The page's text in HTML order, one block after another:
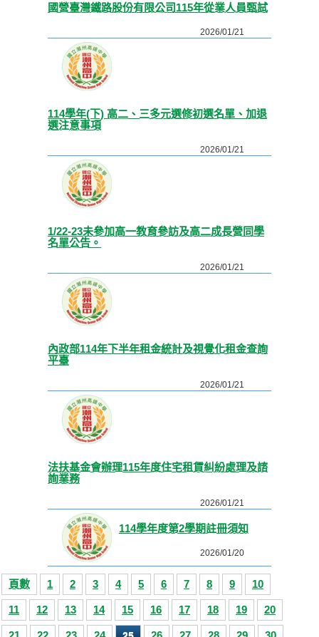
國營臺灣鐵路股份有限公司115年從業人員甄試
2026/01/21
114學年(下) 高二、三多元選修初選名單、加退
選注意事項
2026/01/21
1/22-23未參加高一教育參訪及高二成長營同學
名單公告。
2026/01/21
內政部114年下半年租金統計及視覺化租金查詢
平臺
2026/01/21
法扶基金會辦理115年度住宅租賃糾紛處理及諮
詢業務
2026/01/21
114學年度第2學期註冊須知
2026/01/20
頁數 1 2 3 4 5 6 7 8 9 10
11 12 13 14 15 16 17 18 19 20